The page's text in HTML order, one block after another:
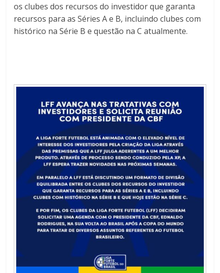
os clubes dos recursos do investidor que garanta
recursos para as Séries A e B, incluindo clubes com
histórico na Série B e questão na C atualmente.